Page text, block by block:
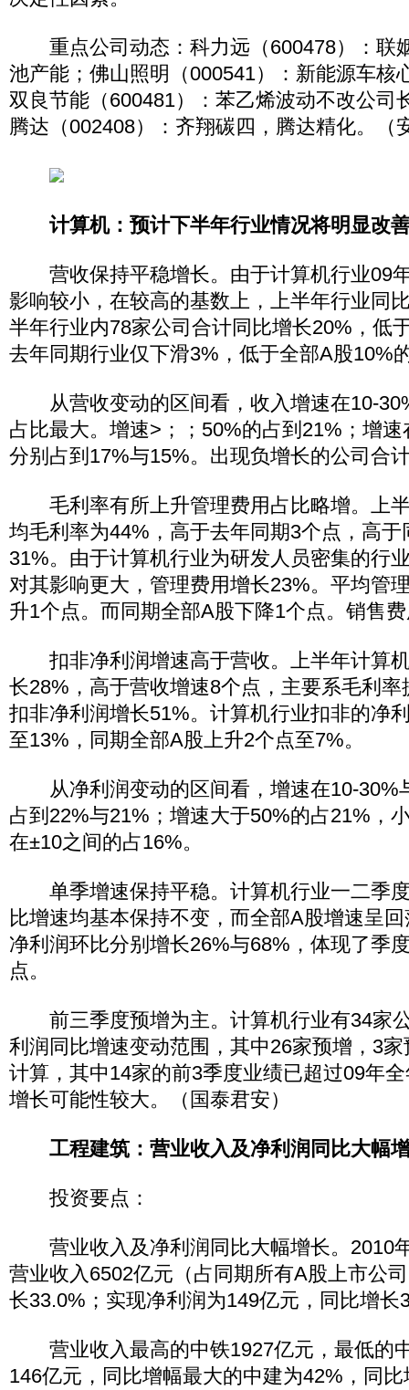
重点公司动态：科力远（600478）：联
池产能；佛山照明（000541）：新能源车核
双良节能（600481）：苯乙烯波动不改公司
腾达（002408）：齐翔碳四，腾达精化。（
计算机：预计下半年行业情况将明显改
营收保持平稳增长。由于计算机行业09
影响较小，在较高的基数上，上半年行业同
半年行业内78家公司合计同比增长20%，低
去年同期行业仅下滑3%，低于全部A股10%
从营收变动的区间看，收入增速在10-
占比最大。增速>；；50%的占到21%；增
分别占到17%与15%。出现负增长的公司合
毛利率有所上升管理费用占比略增。上
均毛利率为44%，高于去年同期3个点，高于
31%。由于计算机行业为研发人员密集的行
对其影响更大，管理费用增长23%。平均管
升1个点。而同期全部A股下降1个点。销售
扣非净利润增速高于营收。上半年计算
长28%，高于营收增速8个点，主要系毛利
扣非净利润增长51%。计算机行业扣非的净
至13%，同期全部A股上升2个点至7%。
从净利润变动的区间看，增速在10-30%
占到22%与21%；增速大于50%的占21%，
在±10之间的占16%。
单季增速保持平稳。计算机行业一二季
比增速均基本保持不变，而全部A股增速呈
净利润环比分别增长26%与68%，体现了季
点。
前三季度预增为主。计算机行业有34家
利润同比增速变动范围，其中26家预增，3
计算，其中14家的前3季度业绩已超过09年
增长可能性较大。（国泰君安）
工程建筑：营业收入及净利润同比大幅
投资要点：
营业收入及净利润同比大幅增长。2010
营业收入6502亿元（占同期所有A股上市公
长33.0%；实现净利润为149亿元，同比增长
营业收入最高的中铁1927亿元，最低的
146亿元，同比增幅最大的中建为42%，同